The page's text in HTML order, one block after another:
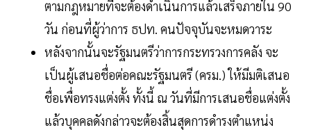
ตามกฎหมายที่จะต้องดำเนินการแล้วเสร็จภายใน 90
วัน ก่อนที่ผู้ว่าการ ธปท. คนปัจจุบันจะหมดวาระ
หลังจากนั้นจะรัฐมนตรีว่าการกระทรวงการคลัง จะ
เป็นผู้เสนอชื่อต่อคณะรัฐมนตรี (ครม.) ให้มีมติเสนอ
ชื่อเพื่อทรงแต่งตั้ง ทั้งนี้ ณ วันที่มีการเสนอชื่อแต่งตั้ง
แล้วบุคคลดังกล่าวจะต้องสิ้นสุดการดำรงตำแหน่ง